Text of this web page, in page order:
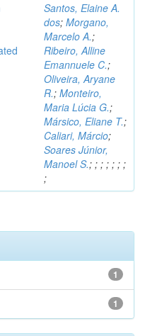
Santos, Elaine A.
dos; Morgano,
Marcelo A.;
Ribeiro, Alline
Emannuele C.;
Oliveira, Aryane
R.; Monteiro,
Maria Lúcia G.;
Mársico, Eliane T.;
Caliari, Márcio;
Soares Júnior,
Manoel S.; ; ; ; ; ; ;
;
1
1